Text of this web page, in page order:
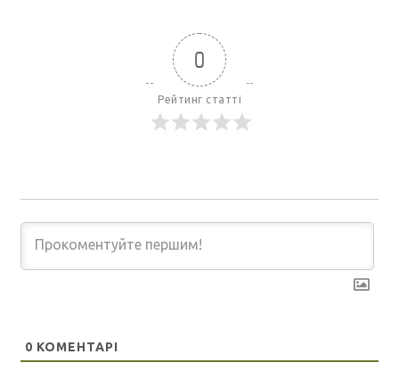
0
Рейтинг статті
0 КОМЕНТАРІ